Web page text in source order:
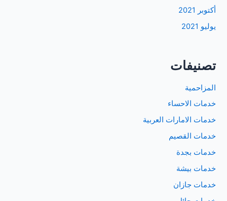
أكتوبر 2021
يوليو 2021
تصنيفات
المزاحمية
خدمات الاحساء
خدمات الامارات العربية
خدمات القصيم
خدمات بجدة
خدمات بيشة
خدمات جازان